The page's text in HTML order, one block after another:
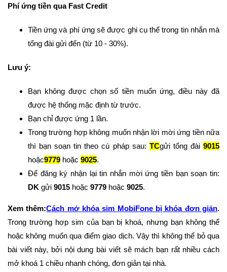
Phí ứng tiền qua Fast Credit
Tiền ứng và phí ứng sẽ được ghi cụ thể trong tin nhắn mà
tổng đài gửi đến (từ 10 - 30%).
Lưu ý:
Bạn không được chọn số tiền muốn ứng, điều này đã
được hệ thống mặc định từ trước.
Bạn chỉ được ứng 1 lần.
Trong trường hợp không muốn nhận lời mời ứng tiền nữa
thì bạn soạn tin theo cú pháp sau: TCgửi tổng đài9015
hoặc9779 hoặc 9025.
Để đăng ký nhận lại tin nhắn mời ứng tiền bạn soạn tin:
DK gửi 9015 hoặc 9779 hoặc 9025.
Xem thêm:Cách mở khóa sim MobiFone bị khóa đơn giản.
Trong trường hợp sim của bạn bị khoá, nhưng bạn không thể
hoặc không muốn qua điểm giao dịch. Vậy thì không thể bỏ qua
bài viết này, bởi nội dung bài viết sẽ mách bạn rất nhiều cách
mở khoá 1 chiều nhanh chóng, đơn giản tại nhà.